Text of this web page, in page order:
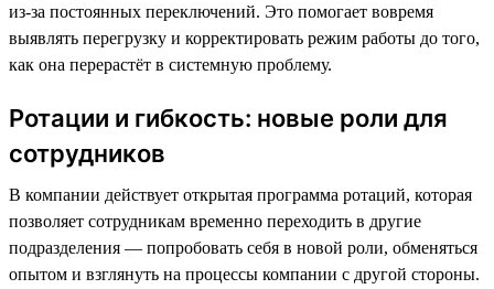
из-за постоянных переключений. Это помогает вовремя
выявлять перегрузку и корректировать режим работы до того,
как она перерастёт в системную проблему.
Ротации и гибкость: новые роли для
сотрудников
В компании действует открытая программа ротаций, которая
позволяет сотрудникам временно переходить в другие
подразделения — попробовать себя в новой роли, обменяться
опытом и взглянуть на процессы компании с другой стороны.